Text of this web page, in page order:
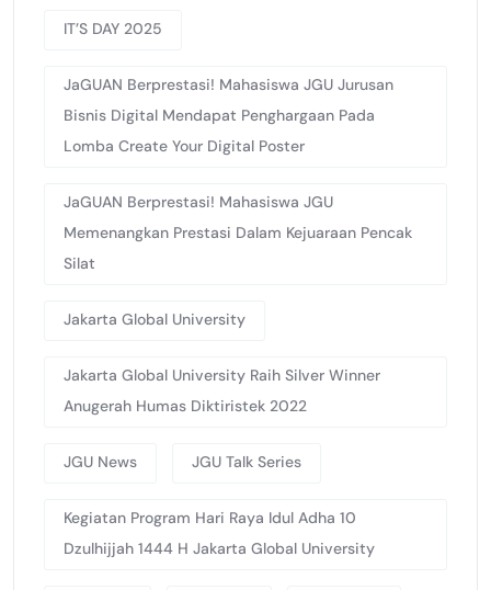
IT’S DAY 2025
JaGUAN Berprestasi! Mahasiswa JGU Jurusan
Bisnis Digital Mendapat Penghargaan Pada
Lomba Create Your Digital Poster
JaGUAN Berprestasi! Mahasiswa JGU
Memenangkan Prestasi Dalam Kejuaraan Pencak
Silat
Jakarta Global University
Jakarta Global University Raih Silver Winner
Anugerah Humas Diktiristek 2022
JGU News JGU Talk Series
Kegiatan Program Hari Raya Idul Adha 10
Dzulhijjah 1444 H Jakarta Global University